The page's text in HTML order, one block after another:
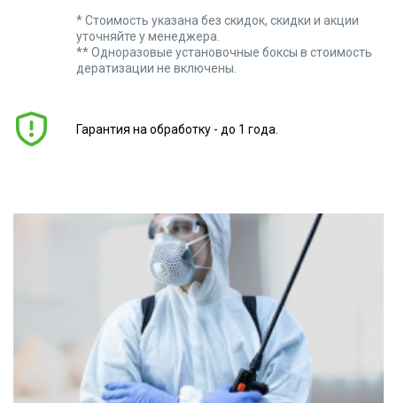
* Стоимость указана без скидок, скидки и акции
уточняйте у менеджера.
** Одноразовые установочные боксы в стоимость
дератизации не включены.
Гарантия на обработку - до 1 года.